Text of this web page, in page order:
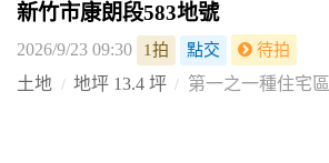
新竹市康朗段583地號
2026/9/23 09:30 1拍 點交 待拍
土地 地坪 13.4 坪 第一之一種住宅區